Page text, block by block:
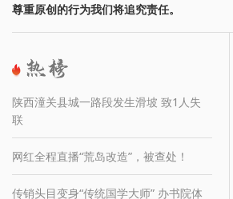
尊重原创的行为我们将追究责任。
陕西潼关县城一路段发生滑坡 致1人失
联
网红全程直播“荒岛改造”，被查处！
传销头目变身“传统国学大师” 办书院体